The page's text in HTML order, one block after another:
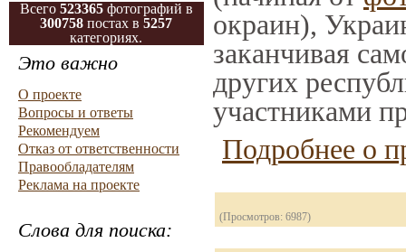
Всего 523365 фотографий в
300758 постах в5257
категориях.
Это важно
О проекте
Вопросы и ответы
Рекомендуем
Отказ от ответственности
Правообладателям
Реклама на проекте
Слова для поиска:
окраин),
заканчивая
других
участниками
Подробнее о
(Просмотров: 6987)